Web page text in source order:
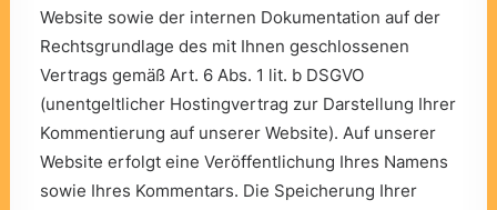
Website sowie der internen Dokumentation auf der
Rechtsgrundlage des mit Ihnen geschlossenen
Vertrags gemäß Art. 6 Abs. 1 lit. b DSGVO
(unentgeltlicher Hostingvertrag zur Darstellung Ihrer
Kommentierung auf unserer Website). Auf unserer
Website erfolgt eine Veröffentlichung Ihres Namens
sowie Ihres Kommentars. Die Speicherung Ihrer